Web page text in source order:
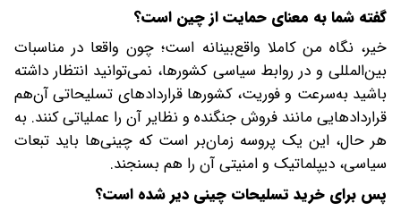
‌‌گفته شما به معنای حمایت از چین است؟
خیر، نگاه من‌ کاملا واقع‌بینانه است؛ چون واقعا در مناسبات
بین‌المللی و در روابط سیاسی کشورها، نمی‌توانید انتظار داشته
باشید‌ به‌سرعت و فوریت، کشورها قراردادهای تسلیحاتی آن‌هم
قراردادهایی مانند فروش جنگنده و نظایر آن را عملیاتی کنند. به
هر حال، این یک پروسه زمان‌بر است که چینی‌ها باید تبعات
سیاسی، دیپلماتیک و امنیتی آن را هم بسنجند.
‌‌پس برای خرید تسلیحات چینی دیر شده است؟